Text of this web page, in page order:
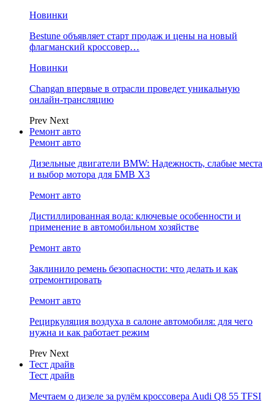
Новинки
Bestune объявляет старт продаж и цены на новый
флагманский кроссовер…
Новинки
Changan впервые в отрасли проведет уникальную
онлайн-трансляцию
Prev Next
Ремонт авто
Ремонт авто
Дизельные двигатели BMW: Надежность, слабые места
и выбор мотора для БМВ Х3
Ремонт авто
Дистиллированная вода: ключевые особенности и
применение в автомобильном хозяйстве
Ремонт авто
Заклинило ремень безопасности: что делать и как
отремонтировать
Ремонт авто
Рециркуляция воздуха в салоне автомобиля: для чего
нужна и как работает режим
Prev Next
Тест драйв
Тест драйв
Мечтаем о дизеле за рулём кроссовера Audi Q8 55 TFSI